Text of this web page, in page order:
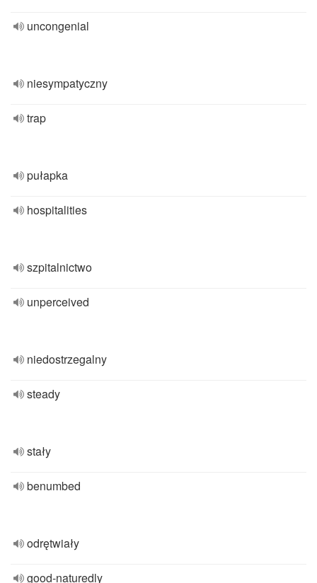
uncongenial
niesympatyczny
trap
pułapka
hospitalities
szpitalnictwo
unperceived
niedostrzegalny
steady
stały
benumbed
odrętwiały
good-naturedly